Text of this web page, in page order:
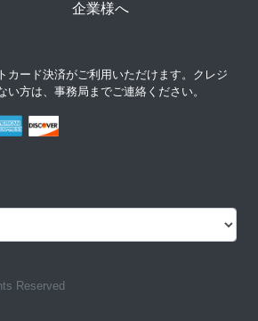
企業様へ
カード決済がご利用いただけます。クレジ
い方は、事務局までご連絡ください。
Reserved